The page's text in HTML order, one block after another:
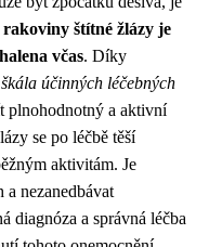
štítné žlázy je
včas. Díky
účinných léčebných
plnohodnotný a aktivní
se po léčbě těší
aktivitám. Je
nezanedbávat
diagnóza a správná léčba